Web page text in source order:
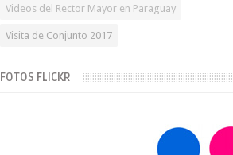
Videos del Rector Mayor en Paraguay
Visita de Conjunto 2017
FOTOS FLICKR